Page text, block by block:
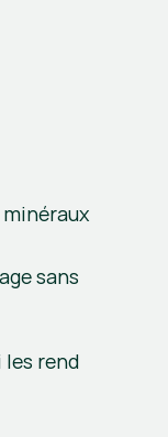
sans
les rend